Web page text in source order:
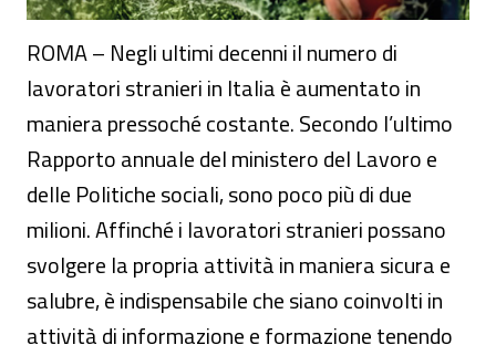
ROMA – Negli ultimi decenni il numero di
lavoratori stranieri in Italia è aumentato in
maniera pressoché costante. Secondo l’ultimo
Rapporto annuale del ministero del Lavoro e
delle Politiche sociali, sono poco più di due
milioni. Affinché i lavoratori stranieri possano
svolgere la propria attività in maniera sicura e
salubre, è indispensabile che siano coinvolti in
attività di informazione e formazione tenendo